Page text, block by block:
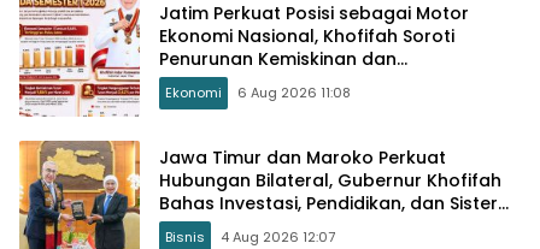
Jatim Perkuat Posisi sebagai Motor
Ekonomi Nasional, Khofifah Soroti
Penurunan Kemiskinan dan
Pengangguran
Ekonomi 6 Aug 2026 11:08
Jawa Timur dan Maroko Perkuat
Hubungan Bilateral, Gubernur Khofifah
Bahas Investasi, Pendidikan, dan Sister
Province
Bisnis 4 Aug 2026 12:07